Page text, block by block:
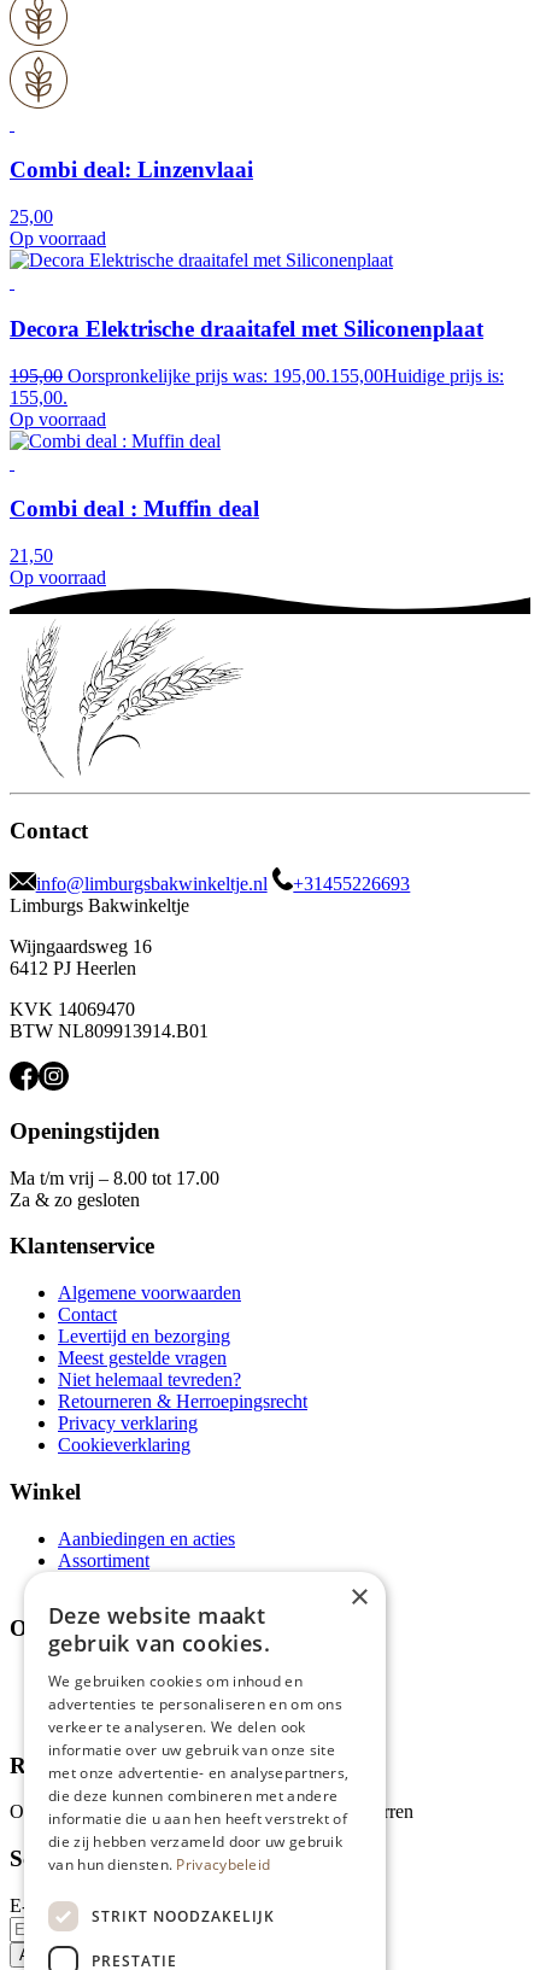
Combi deal: Linzenvlaai
25,00
Op voorraad
Decora Elektrische draaitafel met Siliconenplaat
195,00 Oorspronkelijke prijs was: 195,00.155,00Huidige prijs is:
155,00.
Op voorraad
Combi deal : Muffin deal
21,50
Op voorraad
Contact
info@limburgsbakwinkeltje.nl
+31455226693
Limburgs Bakwinkeltje
Wijngaardsweg 16
6412 PJ Heerlen
KVK 14069470
BTW NL809913914.B01
Openingstijden
Ma t/m vrij – 8.00 tot 17.00
Za & zo gesloten
Klantenservice
Algemene voorwaarden
Contact
Levertijd en bezorging
Meest gestelde vragen
Niet helemaal tevreden?
Retourneren & Herroepingsrecht
Privacy verklaring
Cookieverklaring
Winkel
Aanbiedingen en acties
Assortiment
Over ons
Wie zijn wij?
Recepten
Tips
Recensies
Onze klanten waarderen ons met 4.9 van de 5 sterren
Schrijf je in voor onze nieuwsbrief
E-mailadres
×
Deze website maakt
gebruik van cookies.
We gebruiken cookies om inhoud en
advertenties te personaliseren en om ons
verkeer te analyseren. We delen ook
informatie over uw gebruik van onze site
met onze advertentie- en analysepartners,
die deze kunnen combineren met andere
informatie die u aan hen heeft verstrekt of
die zij hebben verzameld door uw gebruik
van hun diensten. Privacybeleid
STRIKT NOODZAKELIJK
PRESTATIE